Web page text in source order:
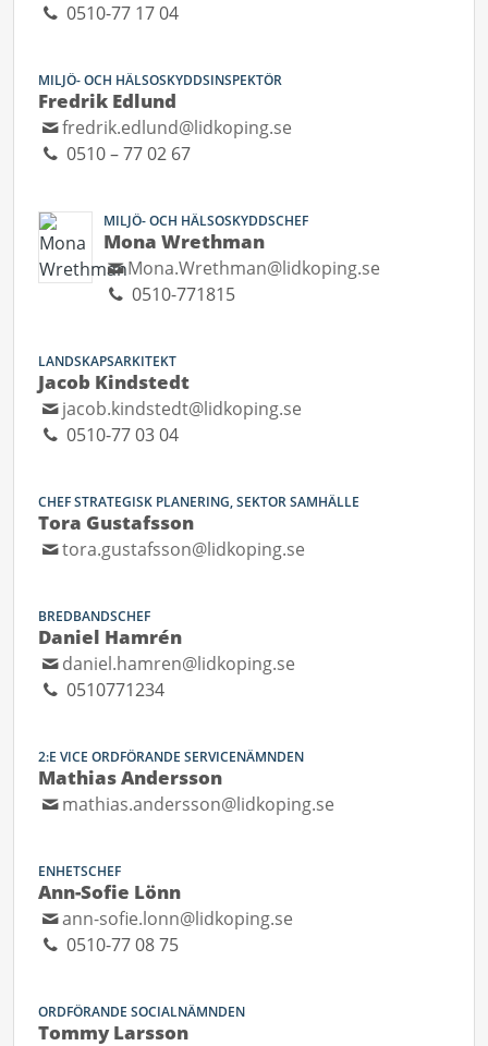
0510-77 17 04
MILJÖ- OCH HÄLSOSKYDDSINSPEKTÖR
Fredrik Edlund
fredrik.edlund@lidkoping.se
0510 – 77 02 67
MILJÖ- OCH HÄLSOSKYDDSCHEF
Mona Wrethman
Mona.Wrethman@lidkoping.se
0510-771815
LANDSKAPSARKITEKT
Jacob Kindstedt
jacob.kindstedt@lidkoping.se
0510-77 03 04
CHEF STRATEGISK PLANERING, SEKTOR SAMHÄLLE
Tora Gustafsson
tora.gustafsson@lidkoping.se
BREDBANDSCHEF
Daniel Hamrén
daniel.hamren@lidkoping.se
0510771234
2:E VICE ORDFÖRANDE SERVICENÄMNDEN
Mathias Andersson
mathias.andersson@lidkoping.se
ENHETSCHEF
Ann-Sofie Lönn
ann-sofie.lonn@lidkoping.se
0510-77 08 75
ORDFÖRANDE SOCIALNÄMNDEN
Tommy Larsson